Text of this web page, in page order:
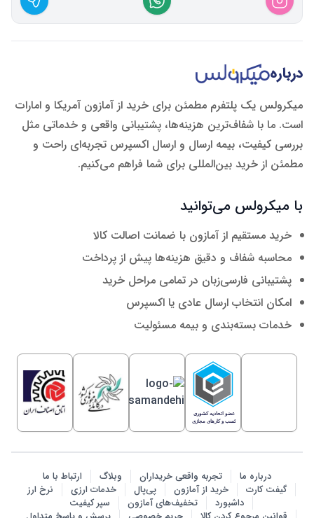
درباره
میکرولس یک پلتفرم مطمئن برای خرید از آمازون آمریکا و امارات
است. ما با شفاف‌ترین هزینه‌ها، پشتیبانی واقعی و خدماتی مثل
بررسی کیفیت، بیمه ارسال و ارسال اکسپرس تجربه‌ای راحت و
مطمئن از خرید بین‌المللی برای شما فراهم می‌کنیم.
با میکرولس می‌توانید
خرید مستقیم از آمازون با ضمانت اصالت کالا
محاسبه شفاف و دقیق هزینه‌ها پیش از پرداخت
پشتیبانی فارسی‌زبان در تمامی مراحل خرید
امکان انتخاب ارسال عادی یا اکسپرس
خدمات بسته‌بندی و بیمه مسئولیت
درباره ما تجربه واقعی خریداران وبلاگ
ارتباط با ما
گیفت کارت
خرید از آمازون پی‌پال خدمات ارزی
نرخ ارز
داشبورد
تخفیف‌های آمازون
سپر کیفیت